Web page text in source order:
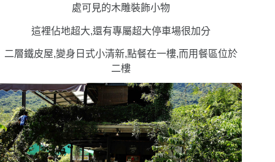
處可見的木雕裝飾小物
這裡佔地超大,還有專屬超大停車場很加分
二層鐵皮屋,變身日式小清新,點餐在一樓,而用餐區位於
二樓